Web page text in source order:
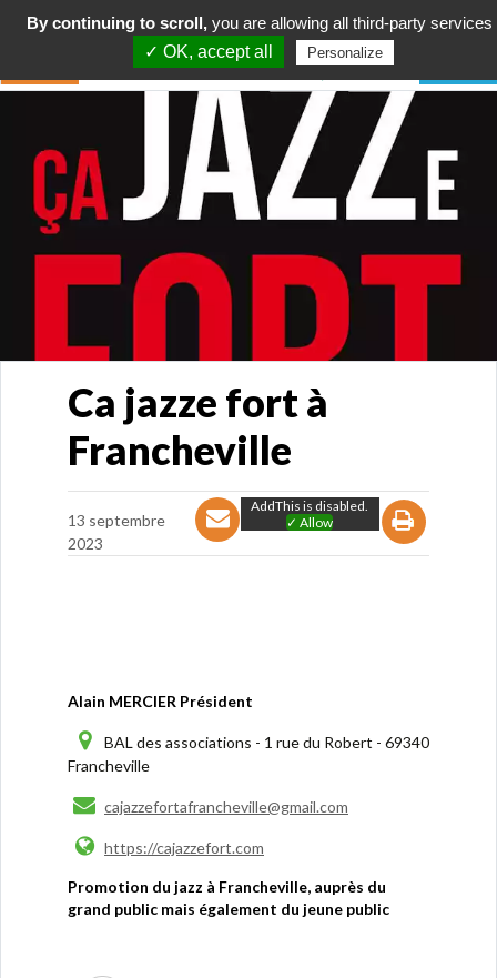
Ca jazze fort à
Francheville
13 septembre
2023
AddThis is disabled.
✓ Allow
Alain MERCIER Président
BAL des associations - 1 rue du Robert - 69340
Francheville
cajazzefortafrancheville@gmail.com
https://cajazzefort.com
Promotion du jazz à Francheville, auprès du
grand public mais également du jeune public
By continuing to scroll, you are allowing all third-party services
✓ OK, accept all
Personalize